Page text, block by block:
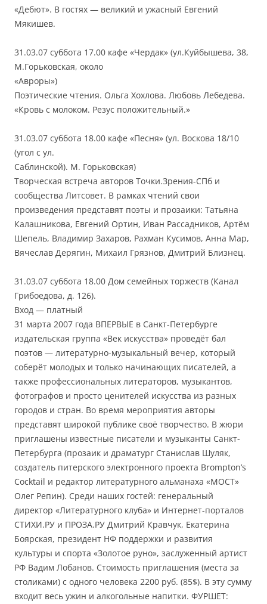
«Дебют». В гостях — великий и ужасный Евгений
Мякишев.
31.03.07 суббота 17.00 кафе «Чердак» (ул.Куйбышева, 38,
М.Горьковская, около
«Авроры»)
Поэтические чтения. Ольга Хохлова. Любовь Лебедева.
«Кровь с молоком. Резус положительный.»
31.03.07 суббота 18.00 кафе «Песня» (ул. Воскова 18/10
(угол с ул.
Саблинской). М. Горьковская)
Творческая встреча авторов Точки.Зрения-СПб и
сообщества Литсовет. В рамках чтений свои
произведения представят поэты и прозаики: Татьяна
Калашникова, Евгений Ортин, Иван Рассадников, Артём
Шепель, Владимир Захаров, Рахман Кусимов, Анна Мар,
Вячеслав Дерягин, Михаил Грязнов, Дмитрий Близнец.
31.03.07 суббота 18.00 Дом семейных торжеств (Канал
Грибоедова, д. 126).
Вход — платный
31 марта 2007 года ВПЕРВЫЕ в Санкт-Петербурге
издательская группа «Век искусства» проведёт бал
поэтов — литературно-музыкальный вечер, который
соберёт молодых и только начинающих писателей, а
также профессиональных литераторов, музыкантов,
фотографов и просто ценителей искусства из разных
городов и стран. Во время мероприятия авторы
представят широкой публике своё творчество. В жюри
приглашены известные писатели и музыканты Санкт-
Петербурга (прозаик и драматург Станислав Шуляк,
создатель питерского электронного проекта Brompton’s
Cocktail и редактор литературного альманаха «МОСТ»
Олег Репин). Среди наших гостей: генеральный
директор «Литературного клуба» и Интернет-порталов
СТИХИ.РУ и ПРОЗА.РУ Дмитрий Кравчук, Екатерина
Боярская, президент НФ поддержки и развития
культуры и спорта «Золотое руно», заслуженный артист
РФ Вадим Лобанов. Стоимость приглашения (места за
столиками) с одного человека 2200 руб. (85$). В эту сумму
входит весь ужин и алкогольные напитки. ФУРШЕТ: